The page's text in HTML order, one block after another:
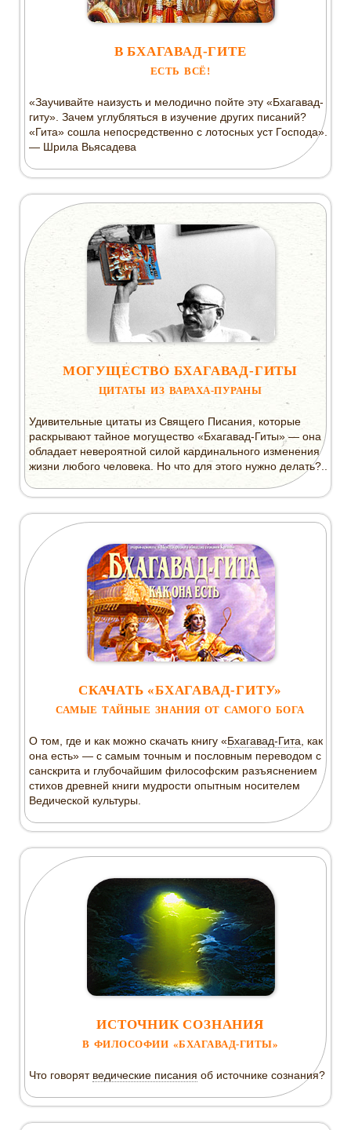
В БХАГАВАД-ГИТЕ
ЕСТЬ ВСЁ!
«Заучивайте наизусть и мелодично пойте эту «Бхагавад-
гиту». Зачем углубляться в изучение других писаний?
«Гита» сошла непосредственно с лотосных уст Господа».
— Шрила Вьясадева
МОГУЩЕСТВО БХАГАВАД-ГИТЫ
ЦИТАТЫ ИЗ ВАРАХА-ПУРАНЫ
Удивительные цитаты из Свящего Писания, которые
раскрывают тайное могущество «Бхагавад-Гиты» — она
обладает невероятной силой кардинального изменения
жизни любого человека. Но что для этого нужно делать?..
СКАЧАТЬ «БХАГАВАД-ГИТУ»
САМЫЕ ТАЙНЫЕ ЗНАНИЯ ОТ САМОГО БОГА
О том, где и как можно скачать книгу «Бхагавад-Гита , как
она есть» — с самым точным и пословным переводом с
санскрита и глубочайшим философским разъяснением
стихов древней книги мудрости опытным носителем
Ведической культуры.
ИСТОЧНИК СОЗНАНИЯ
В ФИЛОСОФИИ «БХАГАВАД-ГИТЫ»
Что говорят ведические писания об источнике сознания?